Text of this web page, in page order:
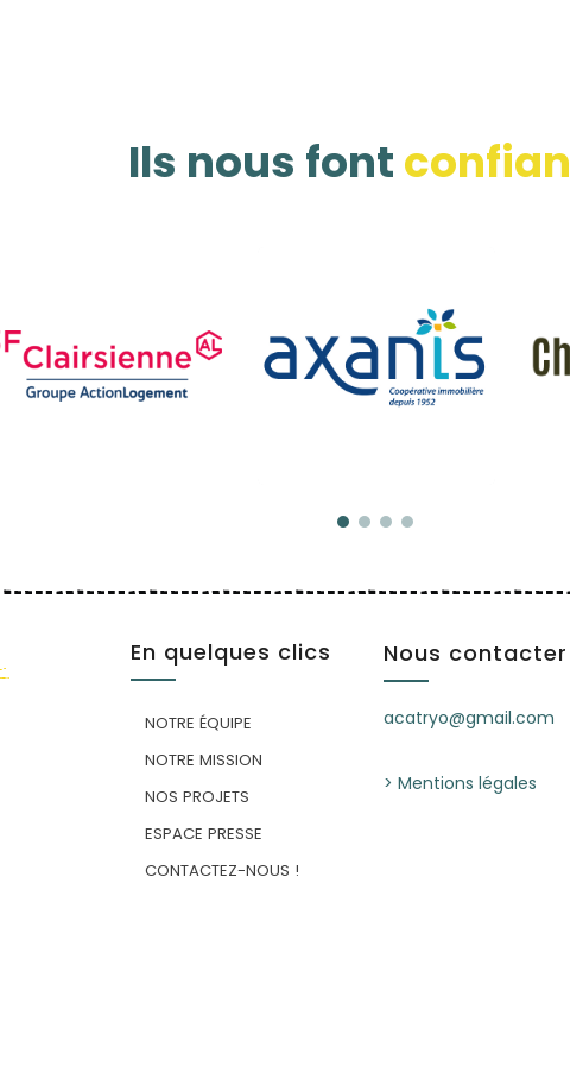
Ils nous font
En quelques clics
NOTRE ÉQUIPE
NOTRE MISSION
NOS PROJETS
ESPACE PRESSE
CONTACTEZ-NOUS !
Nous contacter
acatryo@gmail.com
> Mentions légales